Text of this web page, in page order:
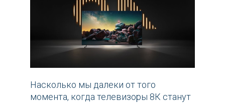
Насколько мы далеки от того
момента, когда телевизоры 8К станут